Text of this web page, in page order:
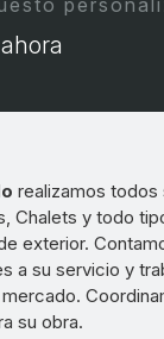
realizamos
Chalets y todo
exterior.
a su servicio y
su obra.